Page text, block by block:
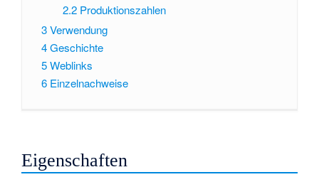
2.2 Produktionszahlen
3Verwendung
4Geschichte
5Weblinks
6 Einzelnachweise
Eigenschaften